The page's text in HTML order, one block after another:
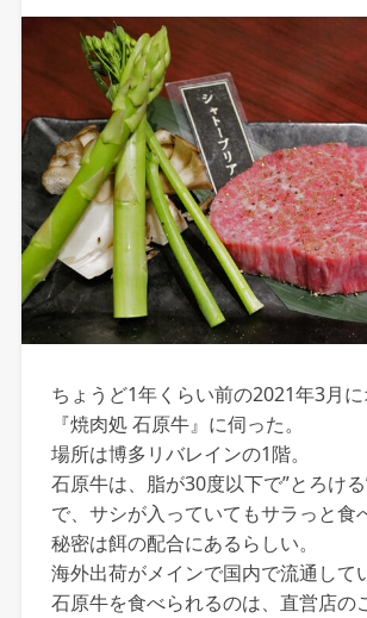
ちょうど1年くらい前の2021年3月
『焼肉処 石原牛』に伺った。
場所は博多リバレインの1階。
石原牛は、脂が30度以下で”とろけ
で、サシが入っていてもサラっと食
秘密は餌の配合にあるらしい。
海外出荷がメインで国内で流通して
石原牛を食べられるのは、直営店の